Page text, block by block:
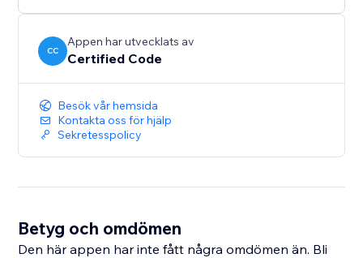
CC
Appen har utvecklats av
Certified Code
Besök vår hemsida
Kontakta oss för hjälp
Sekretesspolicy
Betyg och omdömen
Den här appen har inte fått några omdömen än. Bli